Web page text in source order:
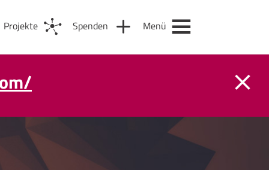
Projekte Spenden Menü